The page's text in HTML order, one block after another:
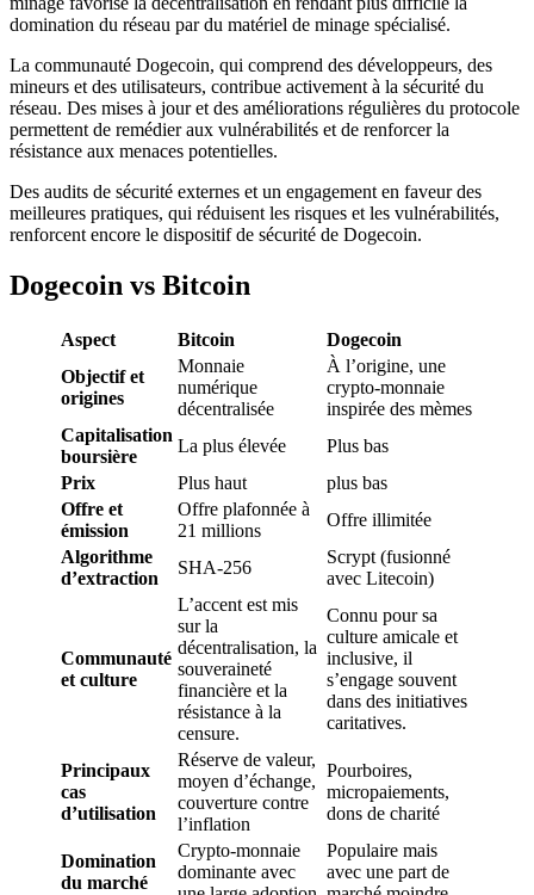
domination du réseau par du matériel de minage spécialisé.
La communauté Dogecoin, qui comprend des développeurs, des
mineurs et des utilisateurs, contribue activement à la sécurité du
réseau. Des mises à jour et des améliorations régulières du protocole
permettent de remédier aux vulnérabilités et de renforcer la
résistance aux menaces potentielles.
Des audits de sécurité externes et un engagement en faveur des
meilleures pratiques, qui réduisent les risques et les vulnérabilités,
renforcent encore le dispositif de sécurité de Dogecoin.
Dogecoin vs Bitcoin
Aspect Bitcoin
Dogecoin
Objectif et
origines
Monnaie
numérique
décentralisée
À l’origine, une
crypto-monnaie
inspirée des mèmes
Capitalisation
boursière
La plus élevée
Plus bas
Prix
Plus haut
plus bas
Offre et
émission
Offre plafonnée à
21 millions
Offre illimitée
Algorithme
d’extraction
SHA-256
Scrypt (fusionné
avec Litecoin)
Communauté
et culture
L’accent est mis
sur la
décentralisation, la
souveraineté
financière et la
résistance à la
censure.
Connu pour sa
culture amicale et
inclusive, il
s’engage souvent
dans des initiatives
caritatives.
Principaux
cas
d’utilisation
Réserve de valeur,
moyen d’échange,
couverture contre
l’inflation
Pourboires,
micropaiements,
dons de charité
Domination
du marché
Crypto-monnaie
dominante avec
Populaire mais
avec une part de